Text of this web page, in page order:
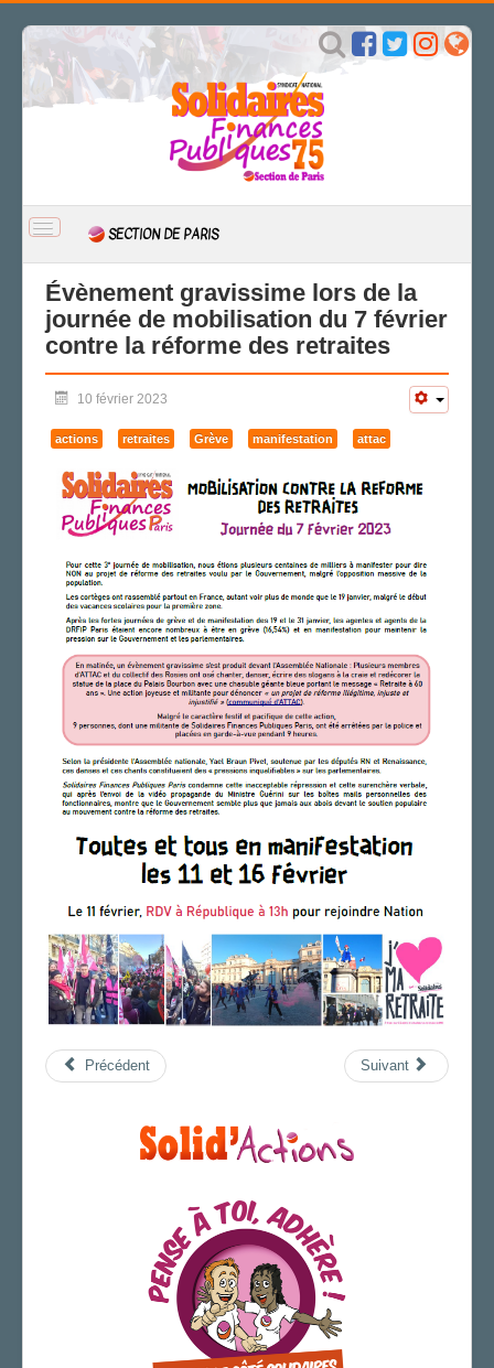
BASCULER
NAVIGATION
SECTION DE PARIS
ACTUALITÉ
Actions
NRP/Démetropolisation
Expression
Engagements
Égalité des droits
CSAL
CAP/Recours
FS SSCT
Action sociale
Élections professionnelles 2018
Archives
LA GRIFFE
LA SECTION
Le bureau de section
Les correspondant.e.s de site
Vos élu.e.s
AGENDA
ADHÉRER
Évènement gravissime lors de la
journée de mobilisation du 7 février
contre la réforme des retraites
10 février 2023
actions retraites Grève manifestation attac
Précédent Suivant